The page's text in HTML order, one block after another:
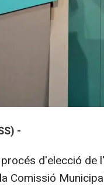
-
d'elecció de
Comissió